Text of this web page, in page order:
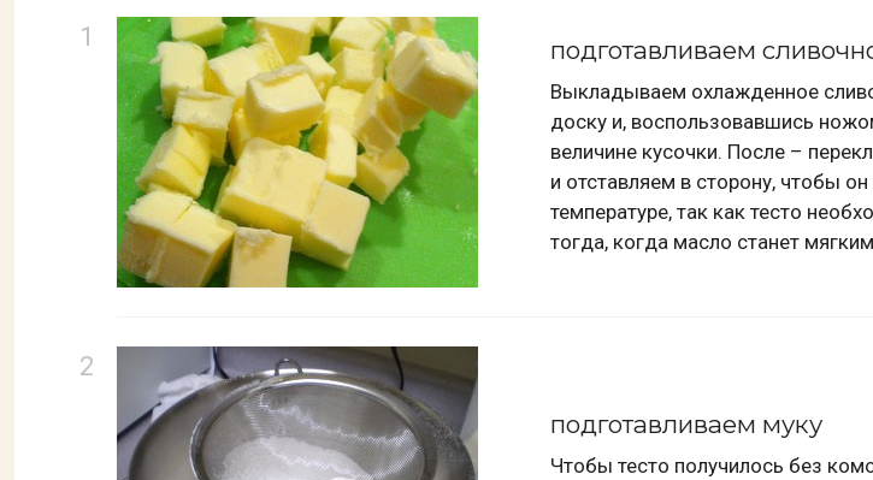
подготавливаем
Выкладываем охлажденное
доску и, воспользовавшись
величине кусочки. После –
и отставляем в сторону, чтобы
температуре, так как тесто
тогда, когда масло станет
подготавливаем муку
Чтобы тесто получилось без